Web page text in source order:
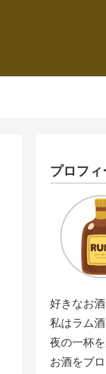
プロフィ
好きなお
私はラム
夜の一杯
お酒をブ